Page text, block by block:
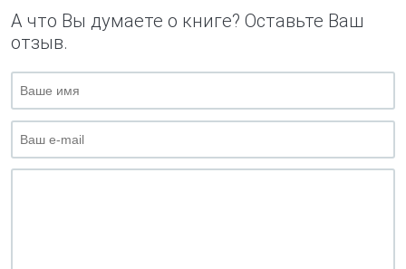
А что Вы думаете о книге? Оставьте Ваш
отзыв.